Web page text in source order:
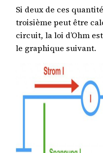
Si deux de ces
troisième peut être
circuit, la loi d’Ohm
le graphique suivant.